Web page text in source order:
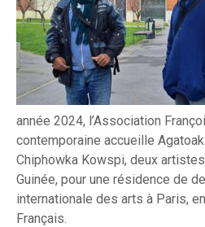
année 2024, l’Association
contemporaine accueille
Chiphowka Kowspi, deux
Guinée, pour une résidence de
internationale des arts à Paris,
Français.